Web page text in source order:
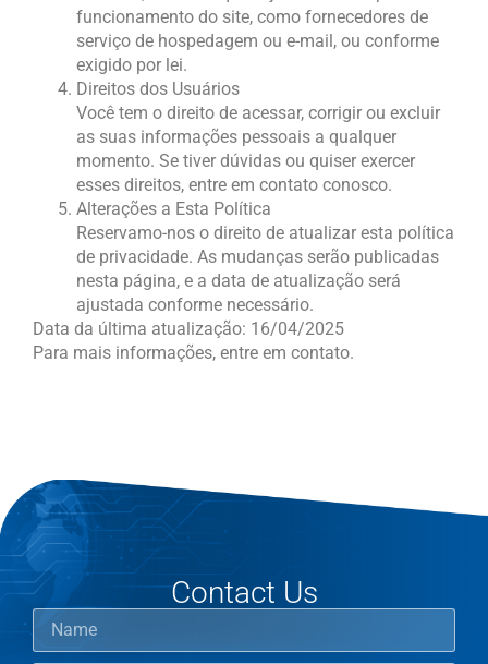
funcionamento do site, como fornecedores de
serviço de hospedagem ou e-mail, ou conforme
exigido por lei.
Direitos dos Usuários
Você tem o direito de acessar, corrigir ou excluir
as suas informações pessoais a qualquer
momento. Se tiver dúvidas ou quiser exercer
esses direitos, entre em contato conosco.
Alterações a Esta Política
Reservamo-nos o direito de atualizar esta política
de privacidade. As mudanças serão publicadas
nesta página, e a data de atualização será
ajustada conforme necessário.
Data da última atualização: 16/04/2025
Para mais informações, entre em contato.
Contact Us